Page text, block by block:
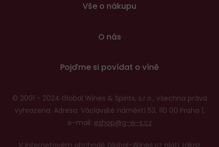
Vše o nákupu
O nás
Pojďme si povídat o víně
© 2001 - 2024 Global Wines & Spirits, s.r.o., všechna práva
vyhrazena. Adresa: Václavské náměstí 53, 110 00 Praha 1,
e-mail: eshop@g-w-s.cz